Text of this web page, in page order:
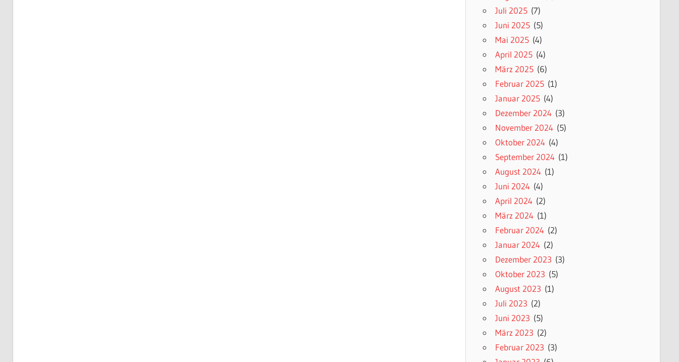
Juli 2025(7)
Juni 2025(5)
Mai 2025(4)
April 2025(4)
März 2025(6)
Februar 2025(1)
Januar 2025(4)
Dezember 2024(3)
November 2024(5)
Oktober 2024(4)
September 2024(1)
August 2024(1)
Juni 2024(4)
April 2024(2)
März 2024(1)
Februar 2024(2)
Januar 2024(2)
Dezember 2023 (3)
Oktober 2023 (5)
August 2023 (1)
Juli 2023 (2)
Juni 2023 (5)
März 2023 (2)
Februar 2023 (3)